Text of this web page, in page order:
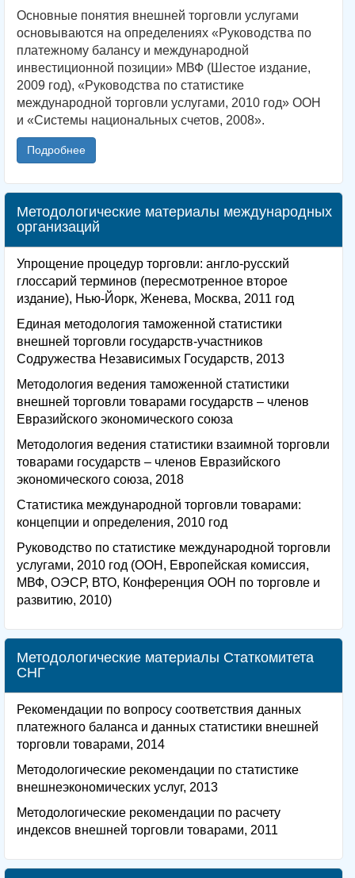
Основные понятия внешней торговли услугами
основываются на определениях «Руководства по
платежному балансу и международной
инвестиционной позиции» МВФ (Шестое издание,
2009 год), «Руководства по статистике
международной торговли услугами, 2010 год» ООН
и «Системы национальных счетов, 2008».
Подробнее
Методологические материалы международных
организаций
Упрощение процедур торговли: англо-русский
глоссарий терминов (пересмотренное второе
издание), Нью-Йорк, Женева, Москва, 2011 год
Единая методология таможенной статистики
внешней торговли государств-участников
Содружества Независимых Государств, 2013
Методология ведения таможенной статистики
внешней торговли товарами государств – членов
Евразийского экономического союза
Методология ведения статистики взаимной торговли
товарами государств – членов Евразийского
экономического союза, 2018
Статистика международной торговли товарами:
концепции и определения, 2010 год
Руководство по статистике международной торговли
услугами, 2010 год (ООН, Европейская комиссия,
МВФ, ОЭСР, ВТО, Конференция ООН по торговле и
развитию, 2010)
Методологические материалы Статкомитета
СНГ
Рекомендации по вопросу соответствия данных
платежного баланса и данных статистики внешней
торговли товарами, 2014
Методологические рекомендации по статистике
внешнеэкономических услуг, 2013
Методологические рекомендации по расчету
индексов внешней торговли товарами, 2011